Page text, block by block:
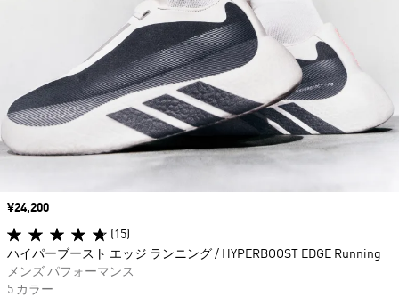
価格
¥24,200
(15)
ハイパーブースト エッジ ランニング / HYPERBOOST EDGE Running
メンズ パフォーマンス
5 カラー